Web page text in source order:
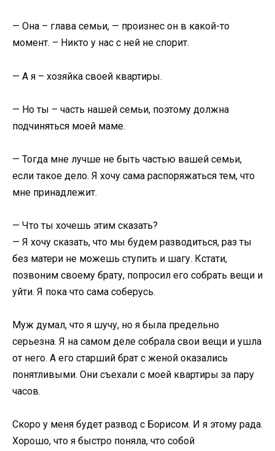
— Она – глава семьи, — произнес он в какой-то
момент. – Никто у нас с ней не спорит.
— А я – хозяйка своей квартиры.
— Но ты – часть нашей семьи, поэтому должна
подчиняться моей маме.
— Тогда мне лучше не быть частью вашей семьи,
если такое дело. Я хочу сама распоряжаться тем, что
мне принадлежит.
— Что ты хочешь этим сказать?
— Я хочу сказать, что мы будем разводиться, раз ты
без матери не можешь ступить и шагу. Кстати,
позвоним своему брату, попросил его собрать вещи и
уйти. Я пока что сама соберусь.
Муж думал, что я шучу, но я была предельно
серьезна. Я на самом деле собрала свои вещи и ушла
от него. А его старший брат с женой оказались
понятливыми. Они съехали с моей квартиры за пару
часов.
Скоро у меня будет развод с Борисом. И я этому рада.
Хорошо, что я быстро поняла, что собой